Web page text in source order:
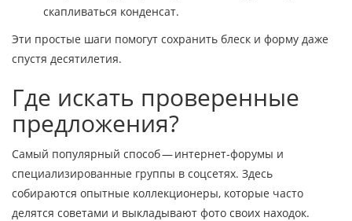
скапливаться конденсат.
Эти простые шаги помогут сохранить блеск и форму даже
спустя десятилетия.
Где искать проверенные
предложения?
Самый популярный способ — интернет‑форумы и
специализированные группы в соцсетях. Здесь
собираются опытные коллекционеры, которые часто
делятся советами и выкладывают фото своих находок.